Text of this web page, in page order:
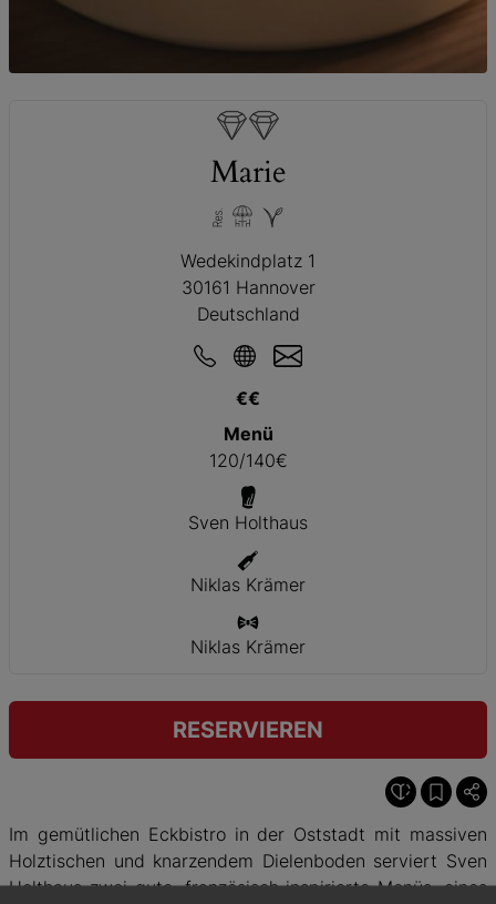
Marie
Wedekindplatz 1
30161 Hannover
Deutschland
€€
Menü
120/140€
Sven Holthaus
Niklas Krämer
Niklas Krämer
RESERVIEREN
Im gemütlichen Eckbistro in der Oststadt mit massiven
Holztischen und knarzendem Dielenboden serviert Sven
Holthaus zwei gute, französisch inspirierte Menüs, eines